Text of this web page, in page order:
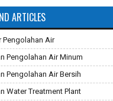
ARTICLES
Pengolahan Air
Pengolahan Air Minum
Pengolahan Air Bersih
Water Treatment Plant